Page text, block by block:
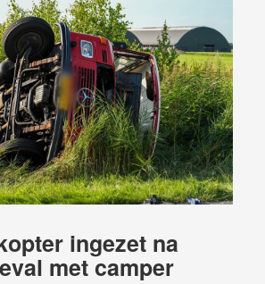
ingezet na
met camper